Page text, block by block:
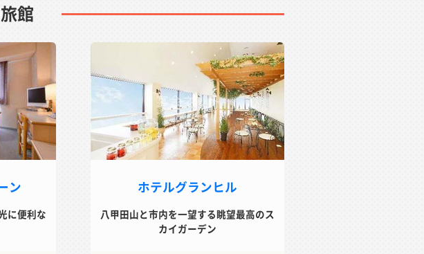
館
ン
に便利な
ホテルグランヒル
八甲田山と市内を一望する眺望最高のス
カイガーデン